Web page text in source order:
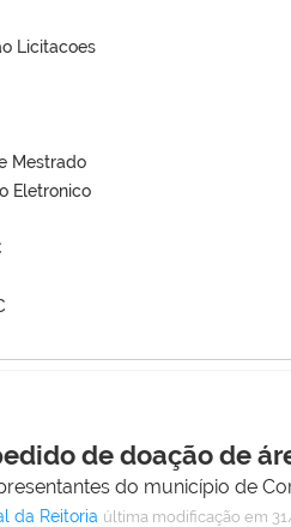
Licitacoes
Mestrado
Eletronico
de doação de
do município de
da Reitoria última modificação em